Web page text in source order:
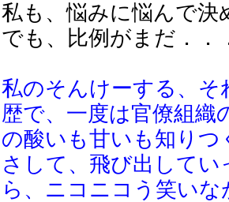
私も、悩みに悩んで決
でも、比例がまだ．．
私のそんけーする、そ
歴で、一度は官僚組織
の酸いも甘いも知り
さして、飛び出して
ら、ニコニコう笑い